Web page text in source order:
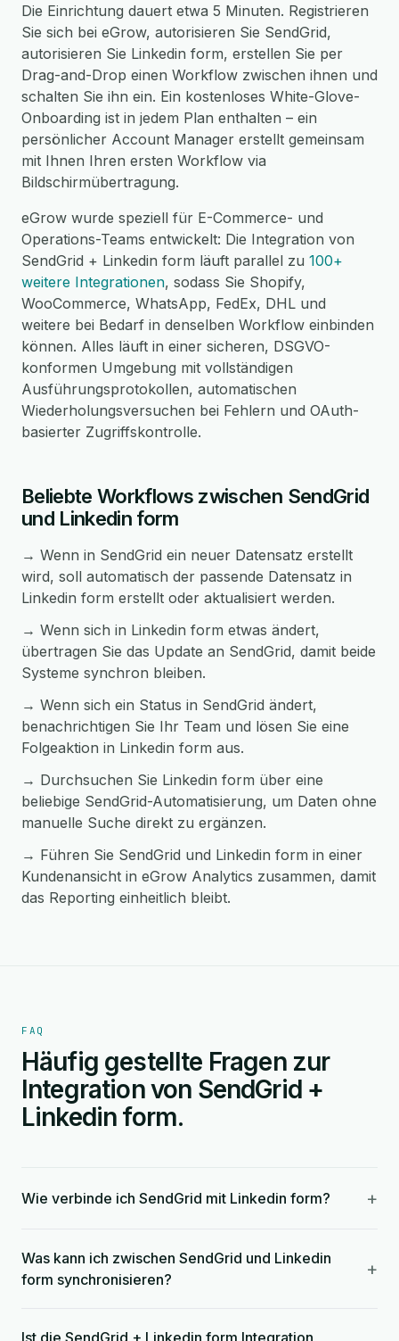
Die Einrichtung dauert etwa 5 Minuten. Registrieren
Sie sich bei eGrow, autorisieren Sie SendGrid,
autorisieren Sie Linkedin form, erstellen Sie per
Drag-and-Drop einen Workflow zwischen ihnen und
schalten Sie ihn ein. Ein kostenloses White-Glove-
Onboarding ist in jedem Plan enthalten – ein
persönlicher Account Manager erstellt gemeinsam
mit Ihnen Ihren ersten Workflow via
Bildschirmübertragung.
eGrow wurde speziell für E-Commerce- und
Operations-Teams entwickelt: Die Integration von
SendGrid + Linkedin form läuft parallel zu 100+
weitere Integrationen, sodass Sie Shopify,
WooCommerce, WhatsApp, FedEx, DHL und
weitere bei Bedarf in denselben Workflow einbinden
können. Alles läuft in einer sicheren, DSGVO-
konformen Umgebung mit vollständigen
Ausführungsprotokollen, automatischen
Wiederholungsversuchen bei Fehlern und OAuth-
basierter Zugriffskontrolle.
Beliebte Workflows zwischen SendGrid
und Linkedin form
→ Wenn in SendGrid ein neuer Datensatz erstellt
wird, soll automatisch der passende Datensatz in
Linkedin form erstellt oder aktualisiert werden.
→ Wenn sich in Linkedin form etwas ändert,
übertragen Sie das Update an SendGrid, damit beide
Systeme synchron bleiben.
→ Wenn sich ein Status in SendGrid ändert,
benachrichtigen Sie Ihr Team und lösen Sie eine
Folgeaktion in Linkedin form aus.
→ Durchsuchen Sie Linkedin form über eine
beliebige SendGrid-Automatisierung, um Daten ohne
manuelle Suche direkt zu ergänzen.
→ Führen Sie SendGrid und Linkedin form in einer
Kundenansicht in eGrow Analytics zusammen, damit
das Reporting einheitlich bleibt.
FAQ
Häufig gestellte Fragen zur
Integration von SendGrid +
Linkedin form.
Wie verbinde ich SendGrid mit Linkedin form? +
Was kann ich zwischen SendGrid und Linkedin
form synchronisieren?
+
Ist die SendGrid + Linkedin form Integration